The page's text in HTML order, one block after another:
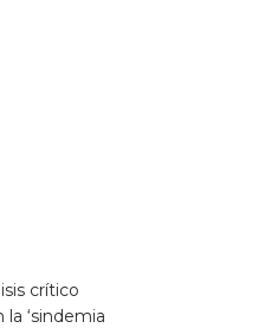
crítico
‘sindemia